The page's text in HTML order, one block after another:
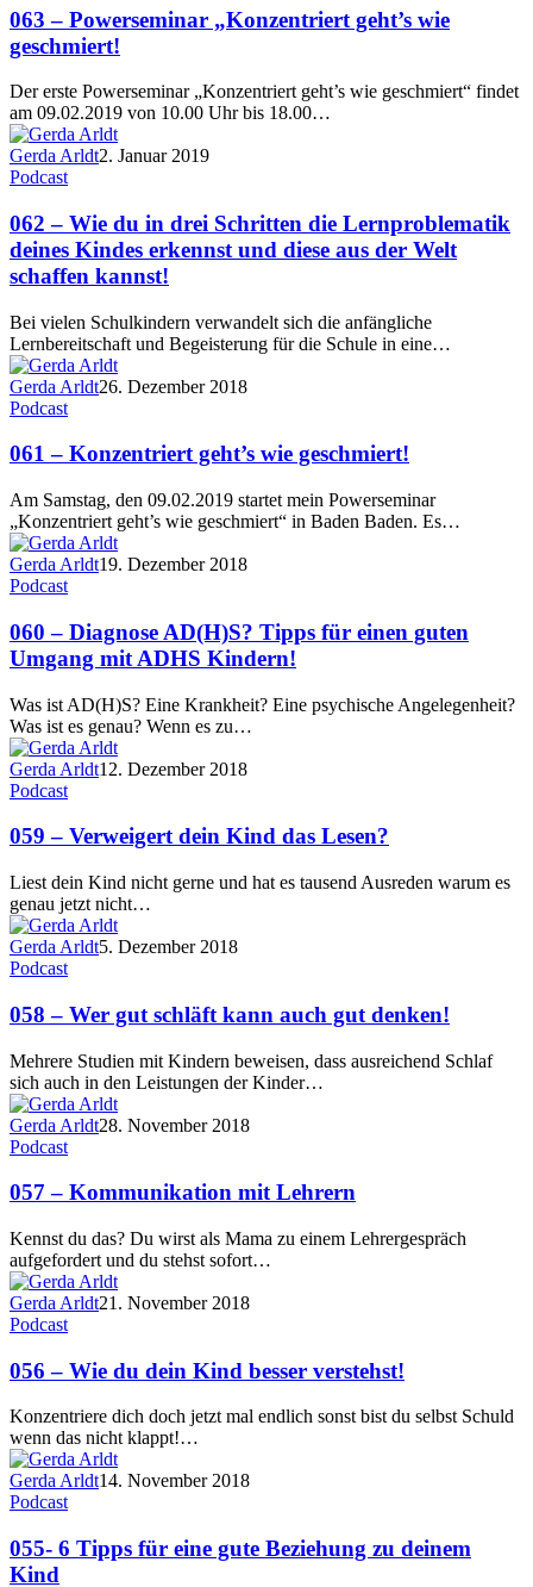
063 – Powerseminar „Konzentriert geht’s wie
geschmiert!
Der erste Powerseminar „Konzentriert geht’s wie geschmiert“ findet
am 09.02.2019 von 10.00 Uhr bis 18.00…
Gerda Arldt2. Januar 2019
Podcast
062 – Wie du in drei Schritten die Lernproblematik
deines Kindes erkennst und diese aus der Welt
schaffen kannst!
Bei vielen Schulkindern verwandelt sich die anfängliche
Lernbereitschaft und Begeisterung für die Schule in eine…
Gerda Arldt26. Dezember 2018
Podcast
061 – Konzentriert geht’s wie geschmiert!
Am Samstag, den 09.02.2019 startet mein Powerseminar
„Konzentriert geht’s wie geschmiert“ in Baden Baden. Es…
Gerda Arldt19. Dezember 2018
Podcast
060 – Diagnose AD(H)S? Tipps für einen guten
Umgang mit ADHS Kindern!
Was ist AD(H)S? Eine Krankheit? Eine psychische Angelegenheit?
Was ist es genau? Wenn es zu…
Gerda Arldt12. Dezember 2018
Podcast
059 – Verweigert dein Kind das Lesen?
Liest dein Kind nicht gerne und hat es tausend Ausreden warum es
genau jetzt nicht…
Gerda Arldt5. Dezember 2018
Podcast
058 – Wer gut schläft kann auch gut denken!
Mehrere Studien mit Kindern beweisen, dass ausreichend Schlaf
sich auch in den Leistungen der Kinder…
Gerda Arldt28. November 2018
Podcast
057 – Kommunikation mit Lehrern
Kennst du das? Du wirst als Mama zu einem Lehrergespräch
aufgefordert und du stehst sofort…
Gerda Arldt21. November 2018
Podcast
056 – Wie du dein Kind besser verstehst!
Konzentriere dich doch jetzt mal endlich sonst bist du selbst Schuld
wenn das nicht klappt!…
Gerda Arldt14. November 2018
Podcast
055- 6 Tipps für eine gute Beziehung zu deinem
Kind